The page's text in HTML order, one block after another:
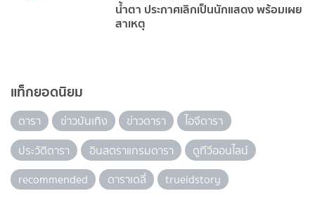
น้ำตา ประกาศเลิกเป็นนักแสดง พร้อมเผย
สาเหตุ
แท็กยอดนิยม
ดารา ข่าวบันเทิง ข่าวดารา
ไอจีดารา
ประวัติดารา
อินสตราแกรมดารา
ดูทีวีออนไลน์
recommended
ดาราเดลี่ trueidstory